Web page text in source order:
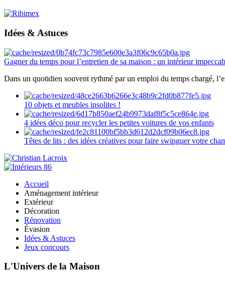
Idées & Astuces
Gagner du temps pour l’entretien de sa maison : un intérieur
Dans un quotidien souvent rythmé par un emploi du temps chargé,
10 objets et meubles insolites !
4 idées déco pour recycler les petites voitures de vos enfants
Têtes de lits : des idées créatives pour faire swinguer votre
Accueil
Aménagement intérieur
Extérieur
Décoration
Rénovation
Évasion
Idées & Astuces
Jeux concours
L'Univers de la Maison